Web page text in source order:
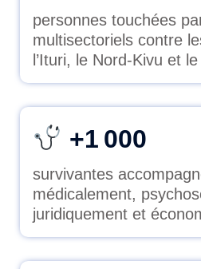
personnes touchées
multisectoriels contre
l’Ituri, le Nord-Kivu et
+1 000
survivantes
médicalement,
juridiquement et